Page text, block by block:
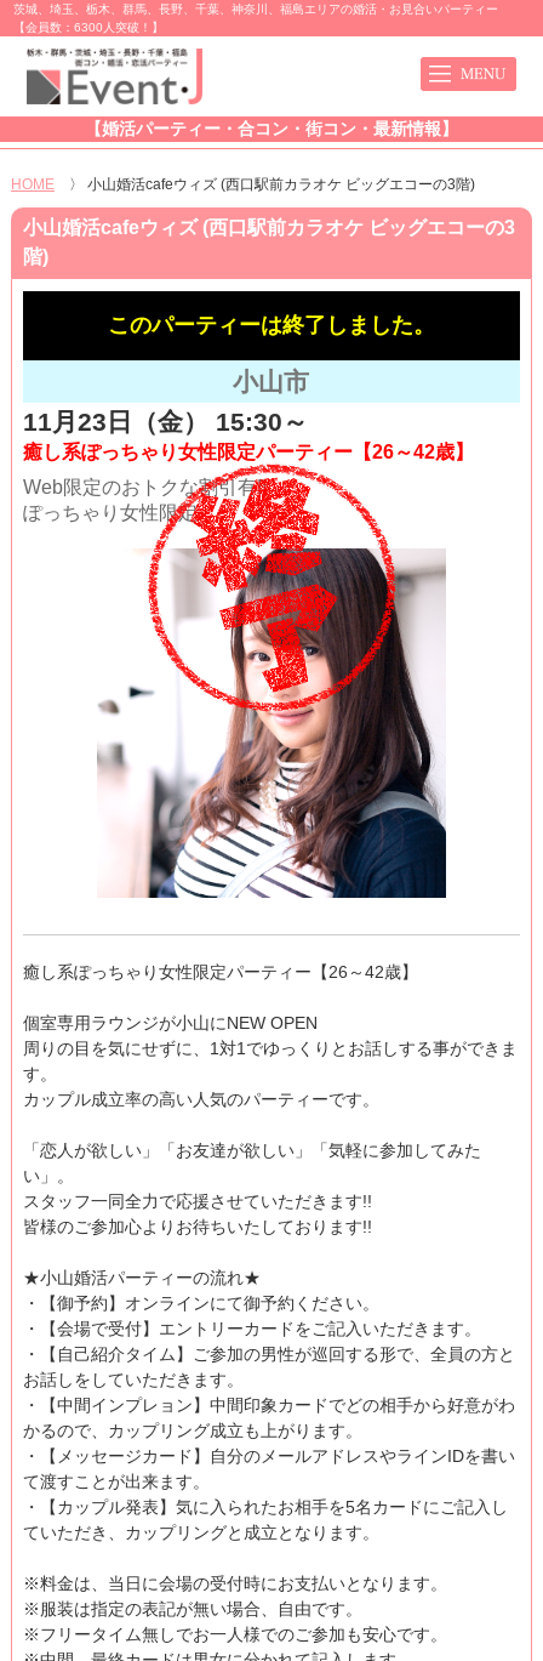
茨城、埼玉、栃木、群馬、長野、千葉、神奈川、福島エリアの婚活・お見合いパーティー
【会員数：6300人突破！】
【婚活パーティー・合コン・街コン・最新情報】
HOME 〉 小山婚活cafeウィズ (西口駅前カラオケ ビッグエコーの3階)
小山婚活cafeウィズ (西口駅前カラオケ ビッグエコーの3
階)
このパーティーは終了しました。
小山市
11月23日（金） 15:30～
癒し系ぽっちゃり女性限定パーティー【26～42歳】
Web限定のおトクな割引有!!
ぽっちゃり女性限定
癒し系ぽっちゃり女性限定パーティー【26～42歳】
個室専用ラウンジが小山にNEW OPEN
周りの目を気にせずに、1対1でゆっくりとお話しする事ができま
す。
カップル成立率の高い人気のパーティーです。
「恋人が欲しい」「お友達が欲しい」「気軽に参加してみた
い」。
スタッフ一同全力で応援させていただきます!!
皆様のご参加心よりお待ちいたしております!!
★小山婚活パーティーの流れ★
・【御予約】オンラインにて御予約ください。
・【会場で受付】エントリーカードをご記入いただきます。
・【自己紹介タイム】ご参加の男性が巡回する形で、全員の方と
お話しをしていただきます。
・【中間インプレョン】中間印象カードでどの相手から好意がわ
かるので、カップリング成立も上がります。
・【メッセージカード】自分のメールアドレスやラインIDを書い
て渡すことが出来ます。
・【カップル発表】気に入られたお相手を5名カードにご記入し
ていただき、カップリングと成立となります。
※料金は、当日に会場の受付時にお支払いとなります。
※服装は指定の表記が無い場合、自由です。
※フリータイム無しでお一人様でのご参加も安心です。